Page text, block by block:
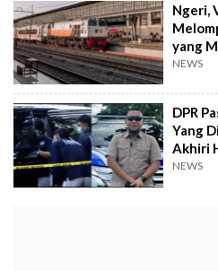
Ngeri,
yang
NEWS
DPR
Yang
Akhiri
NEWS